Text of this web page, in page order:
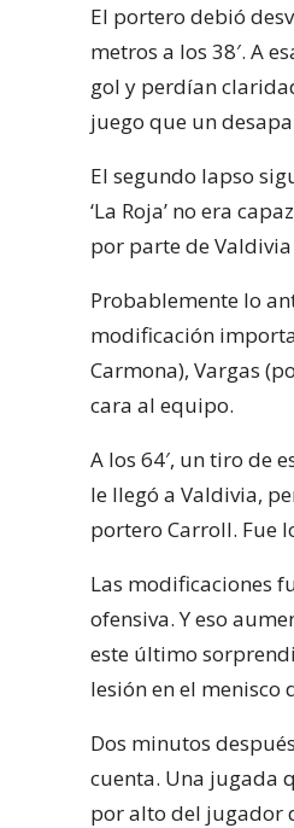
El portero debió
metros a los 38′. A
gol y perdían
juego que un
El segundo lapso
‘La Roja’ no era
por parte de Valdivia
Probablemente lo
modificación
Carmona), Vargas
cara al equipo.
A los 64′, un tiro de
le llegó a Valdivia,
portero Carroll. Fue
Las modificaciones
ofensiva. Y eso
este último
lesión en el menisco
Dos minutos
cuenta. Una jugada
por alto del jugador